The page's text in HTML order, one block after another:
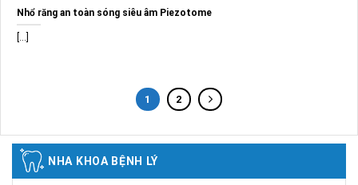
NHA KHOA BỆNH LÝ
Nhổ răng an toàn sóng siêu âm Piezotome
[...]
1 2